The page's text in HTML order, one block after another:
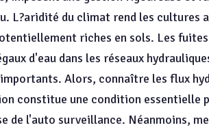
L?aridité du climat rend les cultures
riches en sols. Les
d'eau dans les réseaux
Alors, connaître les flux
constitue une condition essentielle
de l'auto surveillance. Néanmoins,